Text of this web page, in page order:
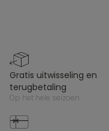
gratis uitwisseling en
terugbetaling
op het hele seizoen